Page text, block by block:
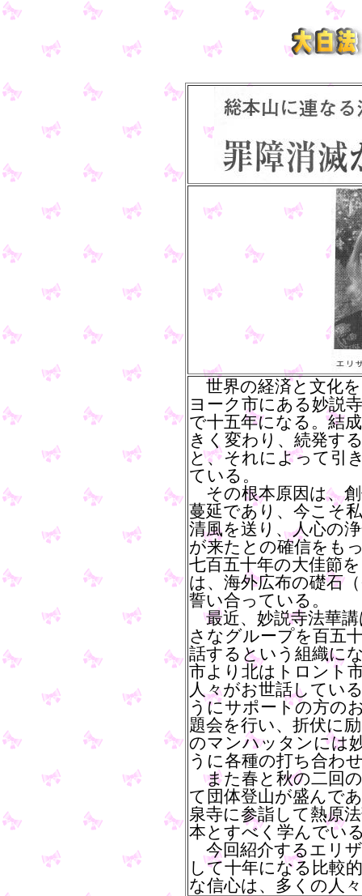
世界の経済と文化
ヨーク市にある妙説
で十五年になる。結
きく変わり、続発す
と、それによって引
ている。
その根本原因は、
蔓延であり、今こそ
清風を送り、人心の
が来たとの確信をも
七百五十年の大佳節
は、海外広布の礎石
誓い合っている。
最近、妙説寺法華
さなグループを百五
話するという組織に
市より北はトロント
人々がお世話してい
うにサポートの方の
題会を行い、折伏に
のマンハッタンには
うに各種の打ち合わ
また春と秋の二回
て団体登山が盛んで
泉寺に参詣して熱原
本とすべく学んでい
今回紹介するエリ
して十年になる比較
な信心は、多くの人